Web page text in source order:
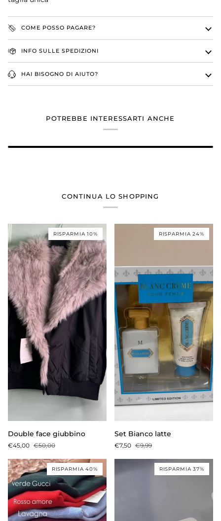
COME POSSO PAGARE?
INFO SULLE SPEDIZIONI
HAI BISOGNO DI AIUTO?
POTREBBE INTERESSARTI ANCHE
CONTINUA LO SHOPPING
RISPARMIA 10%
Double
face
giubbino
Double face giubbino
€45,00 €50,00
RISPARMIA 24%
Bianco
latte
Set Bianco latte
€7,50 €9,99
RISPARMIA 40% RISPARMIA 37%